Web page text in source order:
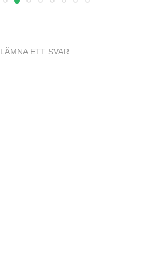
LÄMNA ETT SVAR